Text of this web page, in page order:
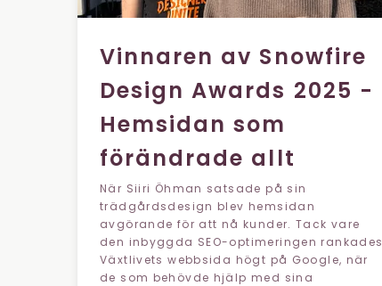
Vinnaren av Snowfire
Design Awards 2025 -
Hemsidan som
förändrade allt
När Siiri Öhman satsade på sin
trädgårdsdesign blev hemsidan
avgörande för att nå kunder. Tack vare
den inbyggda SEO-optimeringen rankades
Växtlivets webbsida högt på Google, när
de som behövde hjälp med sina